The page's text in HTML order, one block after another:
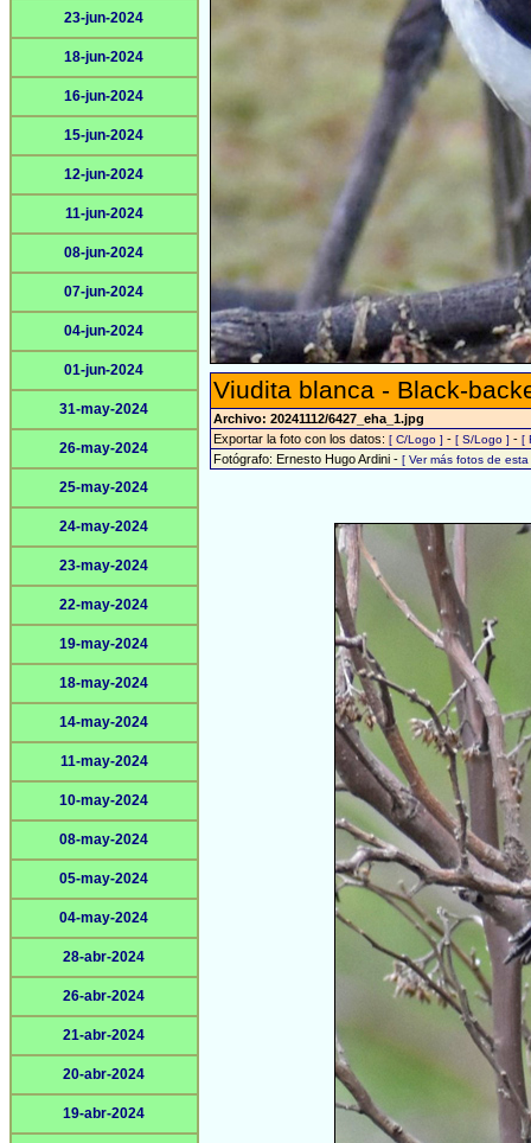
23-jun-2024
18-jun-2024
16-jun-2024
15-jun-2024
12-jun-2024
11-jun-2024
08-jun-2024
07-jun-2024
04-jun-2024
01-jun-2024
31-may-2024
26-may-2024
25-may-2024
24-may-2024
23-may-2024
22-may-2024
19-may-2024
18-may-2024
14-may-2024
11-may-2024
10-may-2024
08-may-2024
05-may-2024
04-may-2024
28-abr-2024
26-abr-2024
21-abr-2024
20-abr-2024
19-abr-2024
Viudita blanca - Black-
Archivo: 20241112/6427_eha_1.jpg
Exportar la foto con los datos: [ C/Logo ] - [ S/Logo ] - [
Fotógrafo: Ernesto Hugo Ardini - [ Ver más fotos de